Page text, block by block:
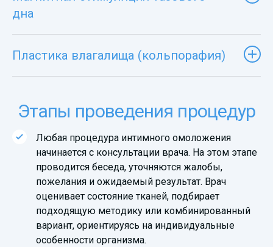
дна
Пластика влагалища (кольпорафия)
Этапы проведения процедур
Любая процедура интимного омоложения
начинается с консультации врача. На этом этапе
проводится беседа, уточняются жалобы,
пожелания и ожидаемый результат. Врач
оценивает состояние тканей, подбирает
подходящую методику или комбинированный
вариант, ориентируясь на индивидуальные
особенности организма.